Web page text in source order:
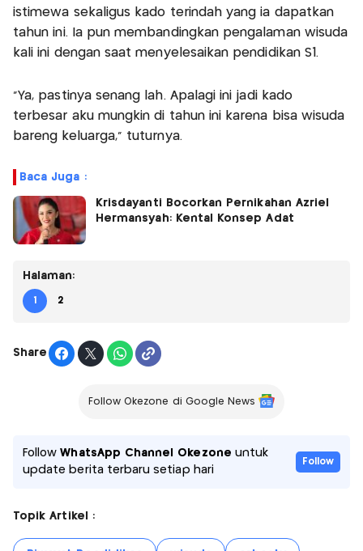
istimewa sekaligus kado terindah yang ia dapatkan
tahun ini. Ia pun membandingkan pengalaman wisuda
kali ini dengan saat menyelesaikan pendidikan S1.
"Ya, pastinya senang lah. Apalagi ini jadi kado
terbesar aku mungkin di tahun ini karena bisa wisuda
bareng keluarga," tuturnya.
Baca Juga :
Krisdayanti Bocorkan Pernikahan Azriel
Hermansyah: Kental Konsep Adat
Halaman:
1 2
Share
Follow Okezone di Google News
FollowWhatsApp Channel Okezone untuk
update berita terbaru setiap hari
Follow
Topik Artikel :